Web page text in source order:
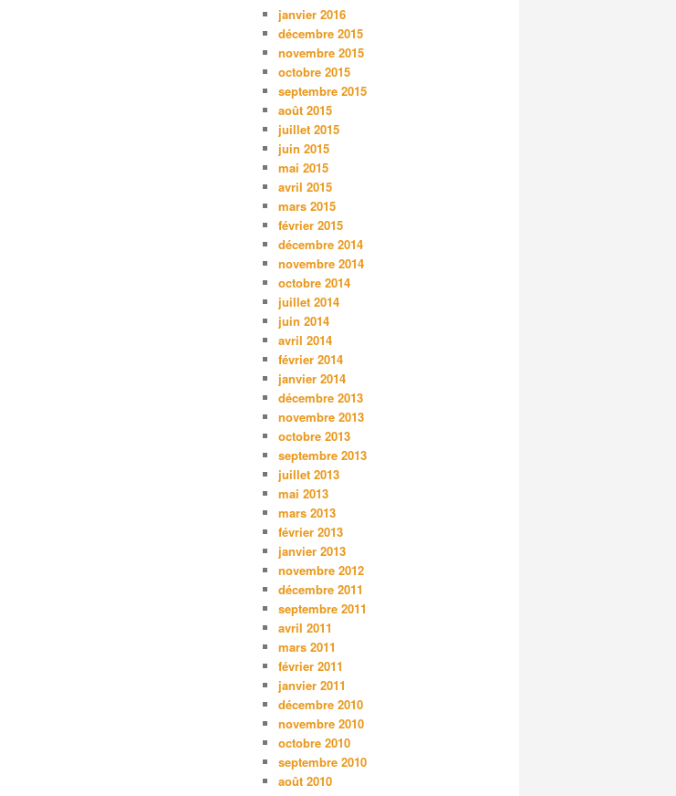
janvier 2016
décembre 2015
novembre 2015
octobre 2015
septembre 2015
août 2015
juillet 2015
juin 2015
mai 2015
avril 2015
mars 2015
février 2015
décembre 2014
novembre 2014
octobre 2014
juillet 2014
juin 2014
avril 2014
février 2014
janvier 2014
décembre 2013
novembre 2013
octobre 2013
septembre 2013
juillet 2013
mai 2013
mars 2013
février 2013
janvier 2013
novembre 2012
décembre 2011
septembre 2011
avril 2011
mars 2011
février 2011
janvier 2011
décembre 2010
novembre 2010
octobre 2010
septembre 2010
août 2010